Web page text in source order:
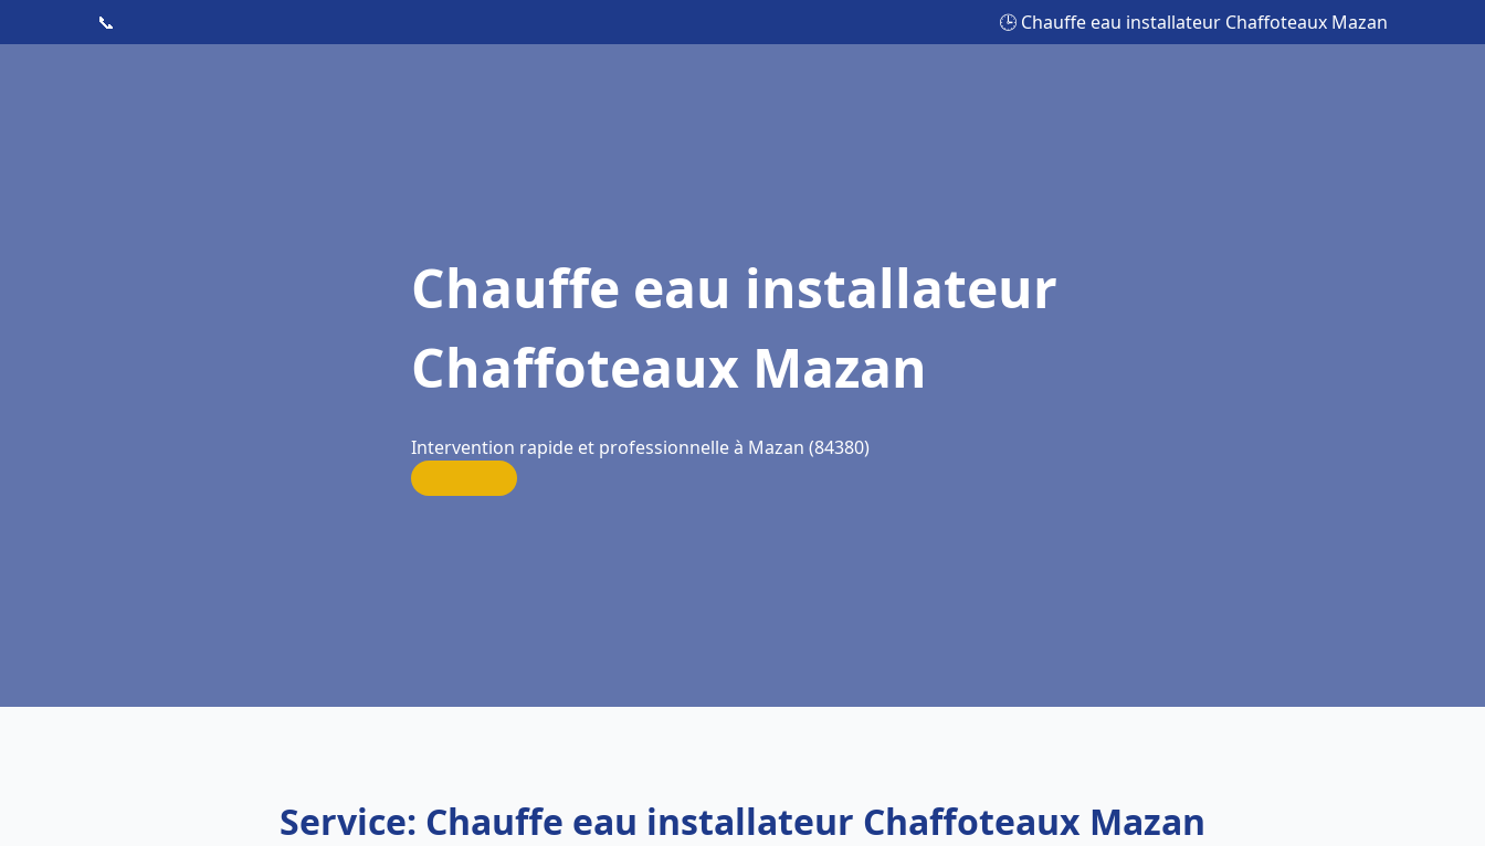
📞 🕒 Chauffe eau installateur Chaffoteaux Mazan
Chauffe eau installateur
Chaffoteaux Mazan
Intervention rapide et professionnelle à Mazan (84380)
Service: Chauffe eau installateur Chaffoteaux Mazan